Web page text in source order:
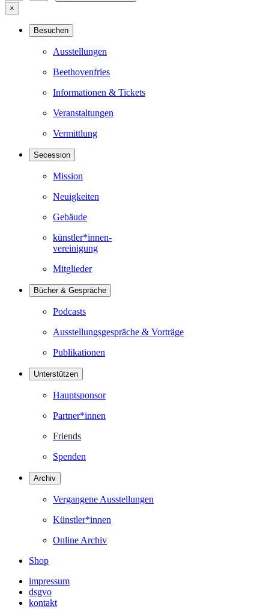
×
Besuchen
Ausstellungen
Beethovenfries
Informationen & Tickets
Veranstaltungen
Vermittlung
Secession
Mission
Neuigkeiten
Gebäude
künstler*innen-
vereinigung
Mitglieder
Bücher & Gespräche
Podcasts
Ausstellungsgespräche & Vorträge
Publikationen
Unterstützen
Hauptsponsor
Partner*innen
Friends
Spenden
Archiv
Vergangene Ausstellungen
Künstler*innen
Online Archiv
Shop
impressum
dsgvo
kontakt